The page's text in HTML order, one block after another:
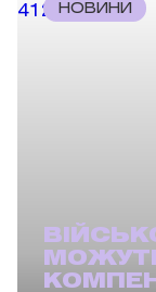
НОВИНИ